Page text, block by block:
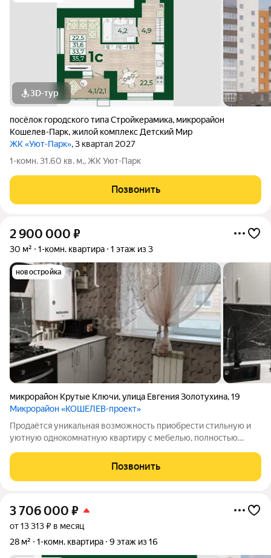
3D-тур
посёлок городского типа Стройкерамика, микрорайон
Кошелев-Парк,жилой комплекс Детский Мир
ЖК «Уют-Парк», 3 квартал 2027
1-комн. 31.60 кв. м., ЖК Уют-Парк
Позвонить
2 900 000 ₽
30 м² 1-комн. квартира 1 этаж из 3
новостройка
микрорайон Крутые Ключи,улица Евгения Золотухина,19
Микрорайон «КОШЕЛЕВ-проект»
Продаётся уникальная возможность приобрести стильную и
уютную однокомнатную квартиру с мебелью, полностью
идеальное предложение для студентов, молодых семей и
всех, кто ценит комфорт и удобство!
Позвонить
3 706 000 ₽
от 13 313 ₽ в месяц
28 м²
1-комн. квартира 9 этаж из 16